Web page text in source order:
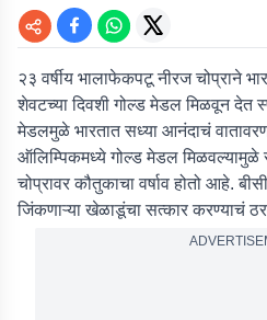
२३ वर्षीय भालाफेकपटू नीरज चोप्राने
शेवटच्या दिवशी गोल्ड मेडल मिळवून देत
मेडलमुळे भारतात सध्या आनंदाचं
ऑलिम्पिकमध्ये गोल्ड मेडल मिळवल्यामुळे
चोप्रावर कौतुकाचा वर्षाव होतो आहे.
जिंकणाऱ्या खेळाडूंचा सत्कार करण्याचं